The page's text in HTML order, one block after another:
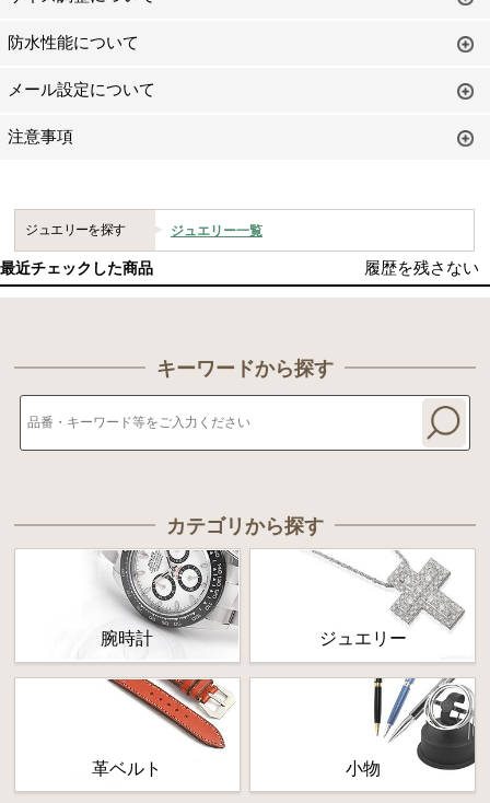
防水性能について
メール設定について
注意事項
ジュエリーを探す ジュエリー一覧
最近チェックした商品 履歴を残さない
キーワードから探す
カテゴリから探す
腕時計 ジュエリー
革ベルト 小物